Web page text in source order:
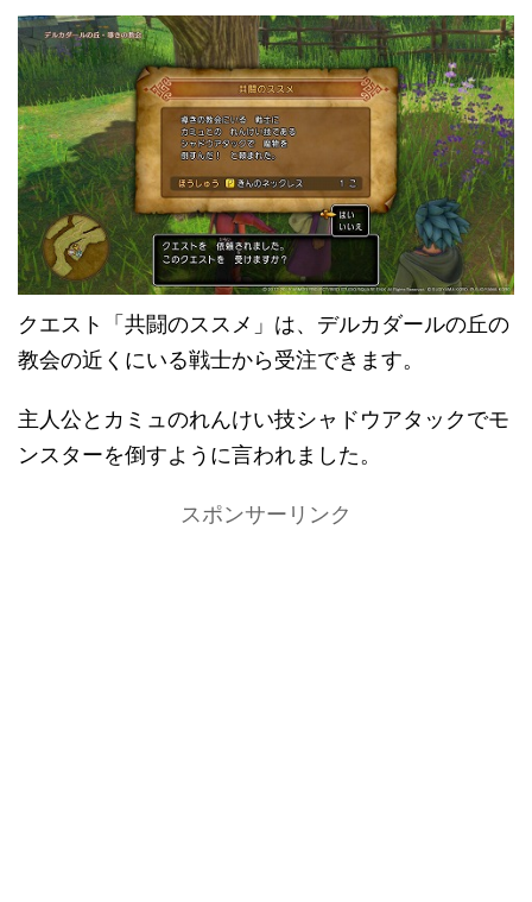
クエスト「共闘のススメ」は、デルカダールの丘の
教会の近くにいる戦士から受注できます。
主人公とカミュのれんけい技シャドウアタックでモ
ンスターを倒すように言われました。
スポンサーリンク